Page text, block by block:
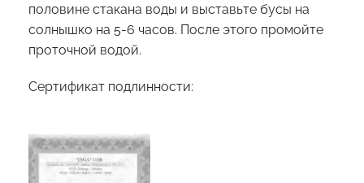
половине стакана воды и выставьте бусы на
солнышко на 5-6 часов. После этого промойте
проточной водой.
Сертификат подлинности: